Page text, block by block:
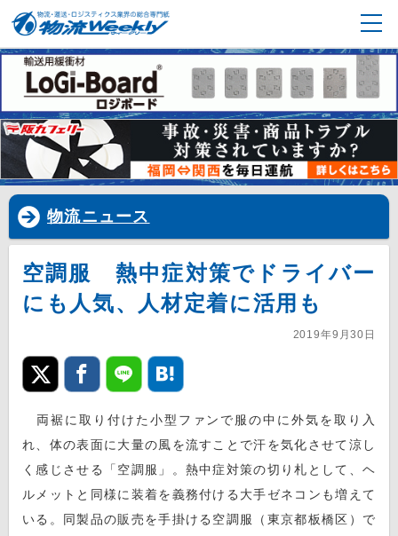
物流ニュース
空調服 熱中症対策でドライバー
にも人気、人材定着に活用も
2019年9月30日
両裾に取り付けた小型ファンで服の中に外気を取り入
れ、体の表面に大量の風を流すことで汗を気化させて涼し
く感じさせる「空調服」。熱中症対策の切り札として、ヘ
ルメットと同様に装着を義務付ける大手ゼネコンも増えて
いる。同製品の販売を手掛ける空調服（東京都板橋区）で